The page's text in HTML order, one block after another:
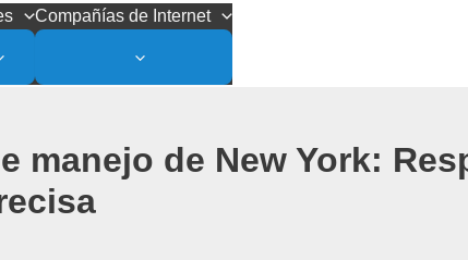
Compañías de Internet
manejo de New York: